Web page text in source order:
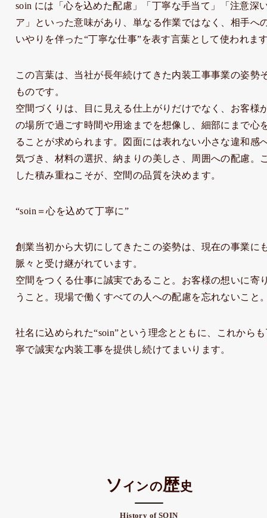
soin には「心を込めた配慮」「丁寧な手当て」「注意深
ア」といった意味があり、単なる作業ではなく、相手へ
いやりを伴った“丁寧な仕事”を表す言葉として使われま
この言葉は、当社が長年続けてきた内装工事事業の姿勢
ものです。
空間づくりは、目に見える仕上がりだけでなく、お客様
の場所で過ごす時間や用途までを想像し、細部にまで心
ることが求められます。図面には表れない小さな違和感
気づき、材料の選択、納まりの美しさ、周囲への配慮。
した積み重ねこそが、空間の品質を決めます。
“soin＝心を込めて丁寧に”
創業当初から大切にしてきたこの姿勢は、現在の事業に
脈々と受け継がれています。
空間をつくる仕事に誠実であること。お客様の想いに寄
うこと。現場で働くすべての人への配慮を忘れないこと
社名に込められた“soin”という理念とともに、これから
寧で誠実な内装工事を提供し続けてまいります。
ソインの歴史
History of SOIN